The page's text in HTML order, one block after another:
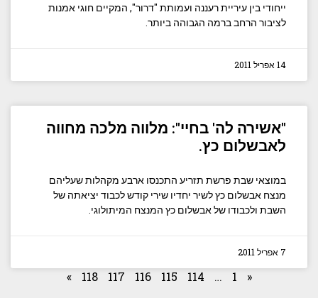
ייחודי בין עיריית רעננה ועמותת "דרור", המקיים חוגי אמנות
לציבור הרחב ברמה הגבוהה ביותר.
14 אפריל 2011
"אשירה לה' בחיי": מלווה מלכה מחווה
לאבשלום כץ.
במוצאי שבת פרשת תזריע התכנסו ארבע מקהלות שעליהם
מנצח אבשלום כץ לשיר יחדיו שירי קודש לכבוד יציאתה של
השבת ולכבודו של אבשלום כץ המנצח המיתולוגי.
7 אפריל 2011
«
1
…
114
115
116
117
118
»